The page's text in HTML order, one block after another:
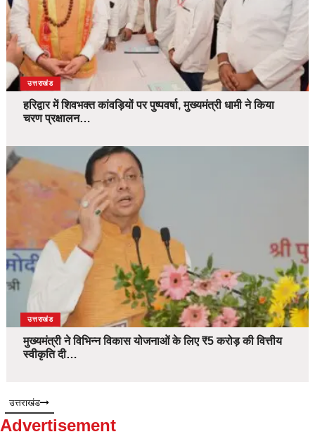
उत्तराखंड
हरिद्वार में शिवभक्त कांवड़ियों पर पुष्पवर्षा, मुख्यमंत्री धामी ने किया
चरण प्रक्षालन…
उत्तराखंड
मुख्यमंत्री ने विभिन्न विकास योजनाओं के लिए ₹5 करोड़ की वित्तीय
स्वीकृति दी…
उत्तराखंड
Advertisement